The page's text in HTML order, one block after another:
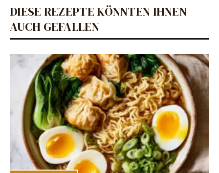
DIESE REZEPTE KÖNNTEN IHNEN
AUCH GEFALLEN